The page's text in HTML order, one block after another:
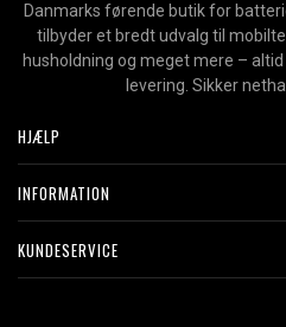
Danmarks førende butik for
tilbyder et bredt udvalg til
husholdning og meget mere –
levering. Sikker
HJÆLP
INFORMATION
KUNDESERVICE